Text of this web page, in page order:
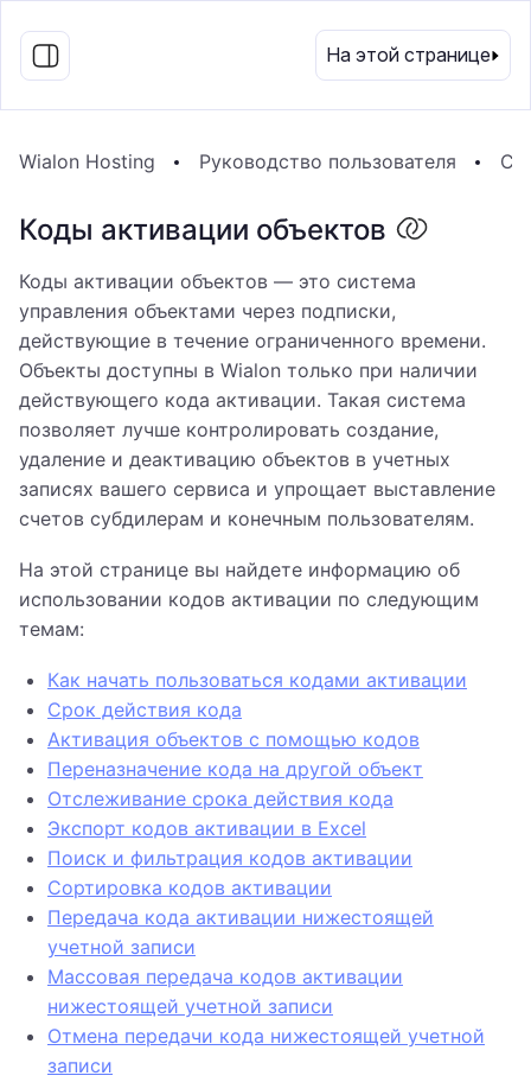
RU
На этой странице
Wialon Hosting Руководство пользователя
Коды активации объектов
Коды активации объектов — это система
управления объектами через подписки,
действующие в течение ограниченного времени.
Объекты доступны в Wialon только при наличии
действующего кода активации. Такая система
позволяет лучше контролировать создание,
удаление и деактивацию объектов в учетных
записях вашего сервиса и упрощает выставление
счетов субдилерам и конечным пользователям.
На этой странице вы найдете информацию об
использовании кодов активации по следующим
темам:
Как начать пользоваться кодами активации
Срок действия кода
Активация объектов с помощью кодов
Переназначение кода на другой объект
Отслеживание срока действия кода
Экспорт кодов активации в Excel
Поиск и фильтрация кодов активации
Сортировка кодов активации
Передача кода активации нижестоящей
учетной записи
Массовая передача кодов активации
нижестоящей учетной записи
Отмена передачи кода нижестоящей учетной
записи